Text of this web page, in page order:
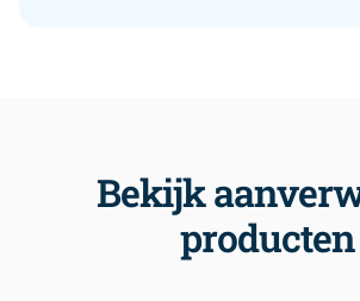
Bekijk
producten